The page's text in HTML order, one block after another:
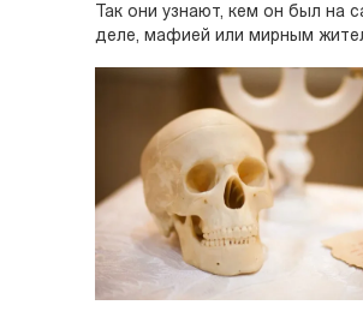
Так они узнают, кем он был на
деле, мафией или мирным